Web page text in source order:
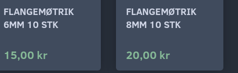
FLANGEMØTRIK
6MM 10 STK
15,00 kr
FLANGEMØTRIK
8MM 10 STK
20,00 kr